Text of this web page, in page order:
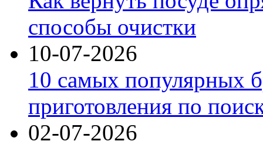
способы очистки
10-07-2026
10 самых популярных
приготовления по
02-07-2026